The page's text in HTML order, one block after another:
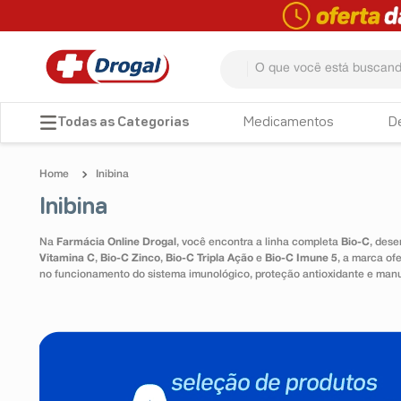
Medicamentos
Inibina
Inibina
Na Farmácia Online Drogal , você encontra a linha completa Bio-C,
Vitamina C, Bio-C Zinco, Bio-C Tripla Ação e Bio-C Imune 5, a marca
no funcionamento do sistema imunológico, proteção antioxidante e
TERMOS MAIS BUSCADOS
4º lenço umedecido
5º tadalafila
º
teste gravidez